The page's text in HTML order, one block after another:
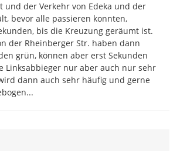
und der Verkehr von Edeka und der
bevor alle passieren konnten,
bis die Kreuzung geräumt ist.
der Rheinberger Str. haben dann
grün, können aber erst Sekunden
Linksabbieger nur aber auch nur sehr
dann auch sehr häufig und gerne